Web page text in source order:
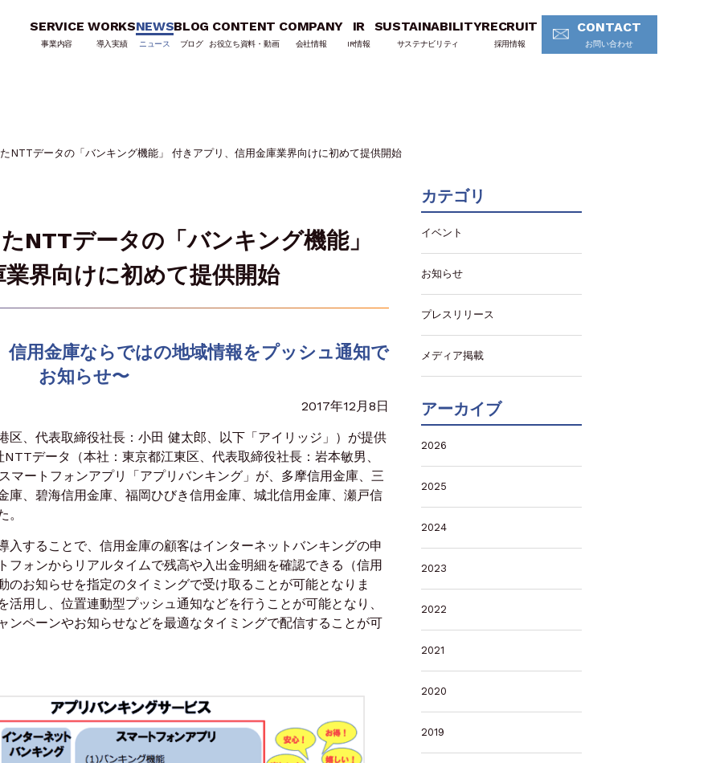
SERVICE
事業内容
WORKS
導入実績
NEWS
ニュース
BLOG
ブログ
CONTENT
お役立ち資料・動画
COMPANY
会社情報
IR
IR情報
SUSTAINABILITY
サステナビリティ
RECRUIT
採用情報
CONTACT
お問い合わせ
NTTデータの「バンキング機能」 付きアプリ、信用金庫業界向けに初めて提供開始
NTTデータの「バンキング機能」
界向けに初めて提供開始
用金庫ならではの地域情報をプッシュ通知で
お知らせ〜
2017年12月8日
、代表取締役社長：小田 健太郎、以下「アイリッジ」）が提供
データ（本社：東京都江東区、代表取締役社長：岩本敏男、
マートフォンアプリ「アプリバンキング」が、多摩信用金庫、三
庫、碧海信用金庫、福岡ひびき信用金庫、城北信用金庫、瀬戸信
することで、信用金庫の顧客はインターネットバンキングの申
フォンからリアルタイムで残高や入出金明細を確認できる（信用
のお知らせを指定のタイミングで受け取ることが可能となりま
用し、位置連動型プッシュ通知などを行うことが可能となり、
ンペーンやお知らせなどを最適なタイミングで配信することが可
カテゴリ
イベント
お知らせ
プレスリリース
メディア掲載
アーカイブ
2026
2025
2024
2023
2022
2021
2020
2019